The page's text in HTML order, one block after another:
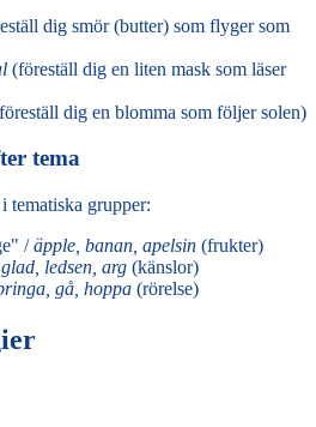
dig smör (butter) som flyger som
(föreställ dig en liten mask som läser
dig en blomma som följer solen)
tema
tematiska grupper:
/äpple, banan, apelsin (frukter)
glad, ledsen, arg (känslor)
gå, hoppa (rörelse)